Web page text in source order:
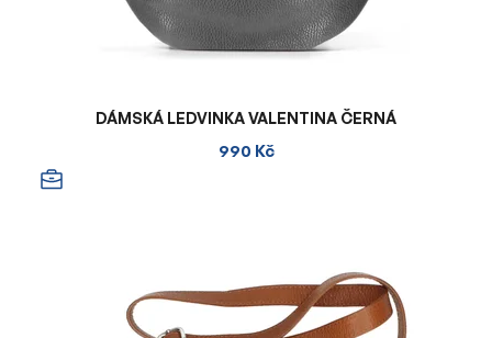
DÁMSKÁ LEDVINKA VALENTINA ČERNÁ
990 Kč